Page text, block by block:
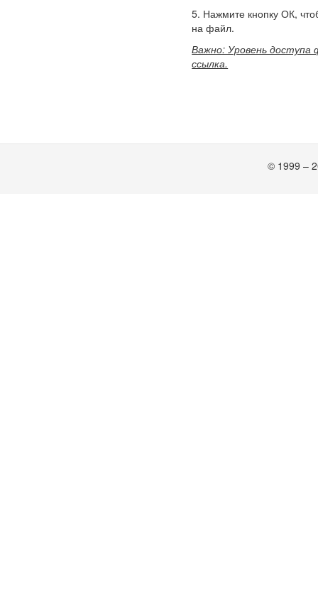
5. Нажмите кнопку ОК,
на файл.
Важно: Уровень доступа
ссылка.
© 1999 –